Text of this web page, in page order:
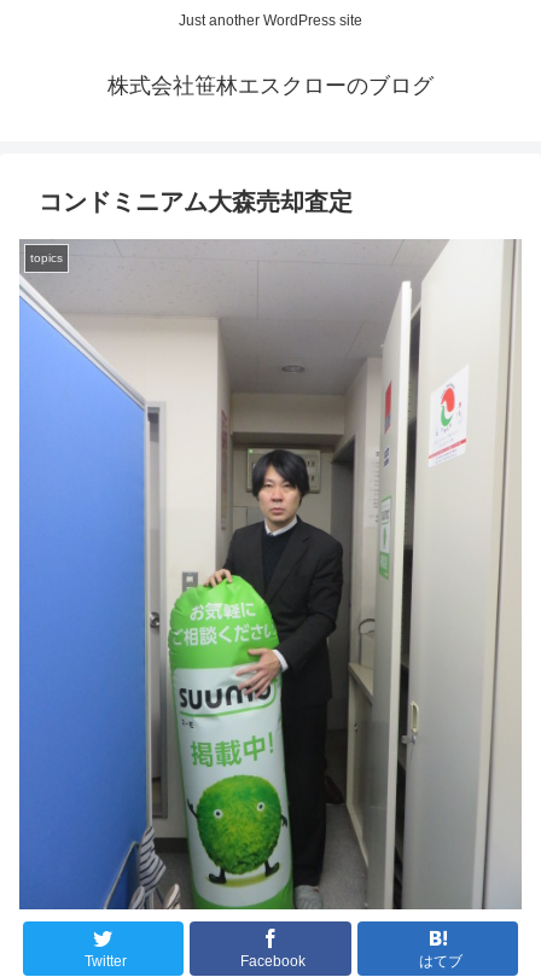
Just another WordPress site
株式会社笹林エスクローのブログ
コンドミニアム大森売却査定
topics
Twitter Facebook はてブ